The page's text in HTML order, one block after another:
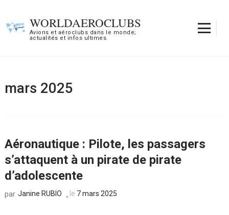
contenu
WORLDAEROCLUBS
Avions et aéroclubs dans le monde;
actualités et infos ultimes.
mars 2025
Aéronautique : Pilote, les passagers
s’attaquent à un pirate de pirate
d’adolescente
par Janine RUBIO le 7 mars 2025